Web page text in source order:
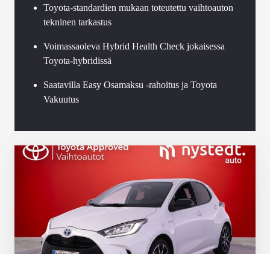
Toyota-standardien mukaan toteutettu vaihtoauton
tekninen tarkastus
Voimassaoleva Hybrid Health Check jokaisessa
Toyota-hybridissä
Saatavilla Easy Osamaksu -rahoitus ja Toyota
Vakuutus